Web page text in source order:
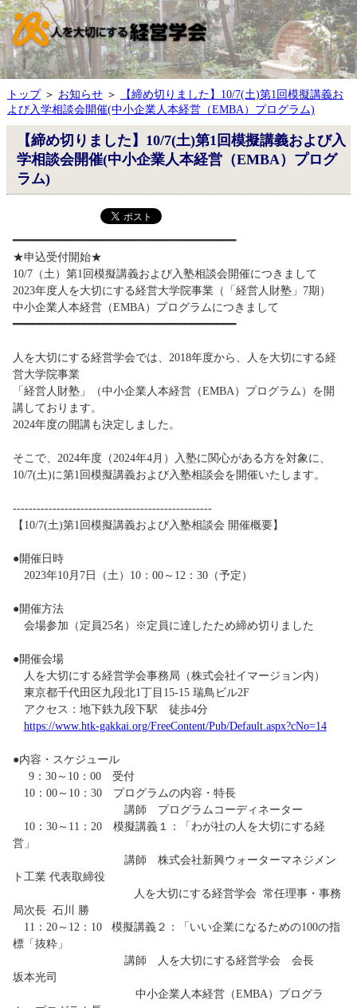
トップ＞ お知らせ＞
【締め切りました】10/7(土)第1回模擬講義お
よび入学相談会開催(中小企業人本経営（EMBA）プログラム)
【締め切りました】10/7(土)第1回模擬講義および入
学相談会開催(中小企業人本経営（EMBA）プログ
ラム)
━━━━━━━━━━━━━━━━━━━━━━━━━━━━━━━━━━━
★申込受付開始★
10/7（土）第1回模擬講義および入塾相談会開催につきまして
2023年度人を大切にする経営大学院事業（「経営人財塾」7期）
中小企業人本経営（EMBA）プログラムにつきまして
━━━━━━━━━━━━━━━━━━━━━━━━━━━━━━━━━━━
人を大切にする経営学会では、2018年度から、人を大切にする経
営大学院事業
「経営人財塾」（中小企業人本経営（EMBA）プログラム）を開
講しております。
2024年度の開講も決定しました。
そこで、2024年度（2024年4月）入塾に関心がある方を対象に、
10/7(土)に第1回模擬講義および入塾相談会を開催いたします。
--------------------------------------------------
【10/7(土)第1回模擬講義および入塾相談会 開催概要】
●開催日時
2023年10月7日（土）10：00～12：30（予定）
●開催方法
会場参加（定員25名）※定員に達したため締め切りました
●開催会場
人を大切にする経営学会事務局（株式会社イマージョン内）
東京都千代田区九段北1丁目15-15 瑞鳥ビル2F
アクセス：地下鉄九段下駅 徒歩4分
https://www.htk-gakkai.org/FreeContent/Pub/Default.aspx?cNo=14
●内容・スケジュール
9：30～10：00 受付
10：00～ 10：30プログラムの内容・特長
講師 プログラムコーディネーター
10：30～11：20 模擬講義１：
「わが社の人を大切にする経
営」
講師 株式会社新興ウォーターマネジメン
ト工業 代表取締役
人を大切にする経営学会 常任理事・事務
局次長石川 勝
11：20～12：10 模擬講義２：
「いい企業になるための100の指
標「抜粋」
講師
人を大切にする経営学会 会長
坂本光司
中小企業人本経営（EMBA）プログラ